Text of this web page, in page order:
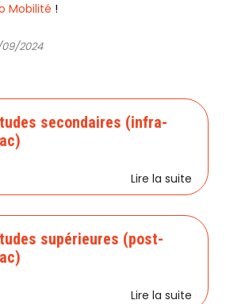
Mobilité !
2024
secondaires (infra-
Lire la suite
supérieures (post-
Lire la suite